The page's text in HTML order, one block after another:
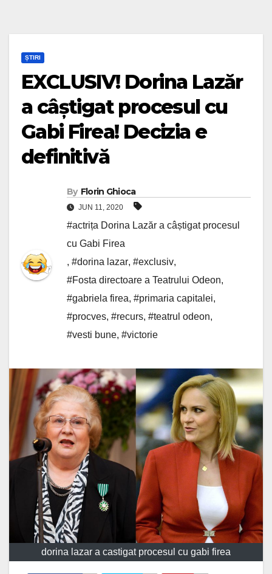
ȘTIRI
EXCLUSIV! Dorina Lazăr
a câștigat procesul cu
Gabi Firea! Decizia e
definitivă
By Florin Ghioca
JUN 11, 2020
#actrița Dorina Lazăr a câștigat procesul
cu Gabi Firea
, #dorina lazar, #exclusiv,
#Fosta directoare a Teatrului Odeon,
#gabriela firea, #primaria capitalei,
#procves, #recurs, #teatrul odeon,
#vesti bune, #victorie
dorina lazar a castigat procesul cu gabi firea